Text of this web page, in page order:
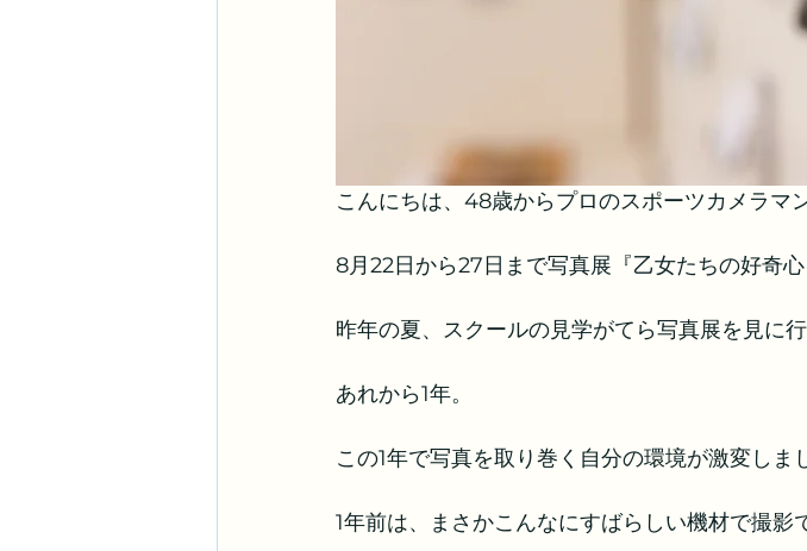
こんにちは、48歳からプロのスポーツカメラマ
8月22日から27日まで写真展『乙女たちの好奇心
昨年の夏、スクールの見学がてら写真展を見に
あれから1年。
この1年で写真を取り巻く自分の環境が激変しま
1年前は、まさかこんなにすばらしい機材で撮影